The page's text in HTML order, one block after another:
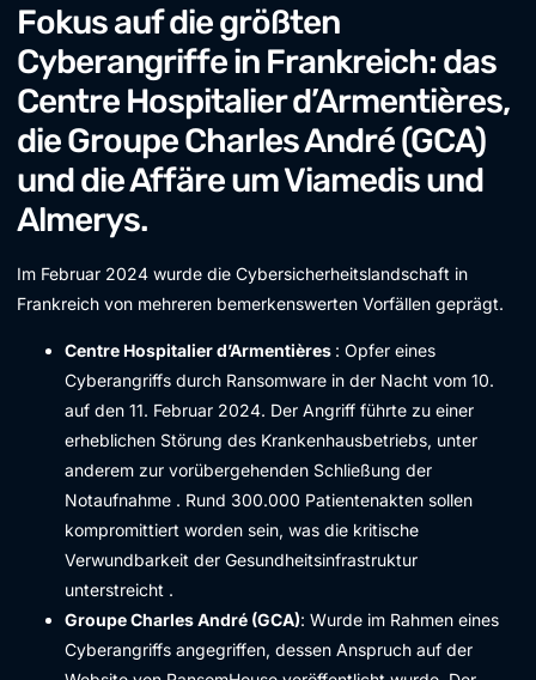
Fokus auf die größten
Cyberangriffe in Frankreich: das
Centre Hospitalier d’Armentières,
die Groupe Charles André (GCA)
und die Affäre um Viamedis und
Almerys.
Im Februar 2024 wurde die Cybersicherheitslandschaft in
Frankreich von mehreren bemerkenswerten Vorfällen geprägt.
Centre Hospitalier d’Armentières : Opfer eines
Cyberangriffs durch Ransomware in der Nacht vom 10.
auf den 11. Februar 2024. Der Angriff führte zu einer
erheblichen Störung des Krankenhausbetriebs, unter
anderem zur vorübergehenden Schließung der
Notaufnahme . Rund 300.000 Patientenakten sollen
kompromittiert worden sein, was die kritische
Verwundbarkeit der Gesundheitsinfrastruktur
unterstreicht .
Groupe Charles André (GCA): Wurde im Rahmen eines
Cyberangriffs angegriffen, dessen Anspruch auf der